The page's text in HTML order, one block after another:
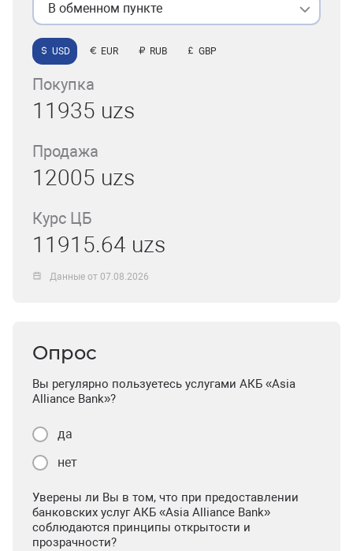
В обменном пункте
USD EUR RUB GBP
Покупка
11935 uzs
Продажа
12005 uzs
Курс ЦБ
11915.64 uzs
Данные от 07.08.2026
Опрос
Вы регулярно пользуетесь услугами АКБ «Asia
Alliance Bank»?
да
нет
Уверены ли Вы в том, что при предоставлении
банковских услуг АКБ «Asia Alliance Bank»
соблюдаются принципы открытости и
прозрачности?